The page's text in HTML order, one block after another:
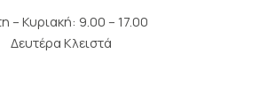
– Κυριακή: 9.00 – 17.00
Δευτέρα Κλειστά